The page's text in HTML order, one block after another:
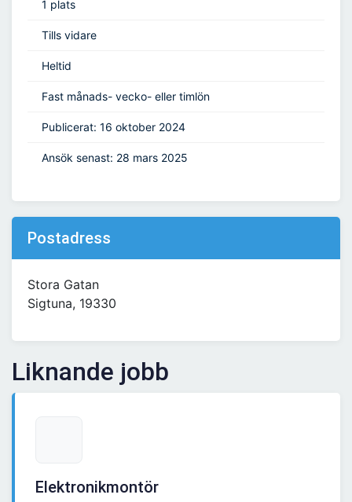
1 plats
Tills vidare
Heltid
Fast månads- vecko- eller timlön
Publicerat: 16 oktober 2024
Ansök senast: 28 mars 2025
Postadress
Stora Gatan
Sigtuna, 19330
Liknande jobb
Elektronikmontör